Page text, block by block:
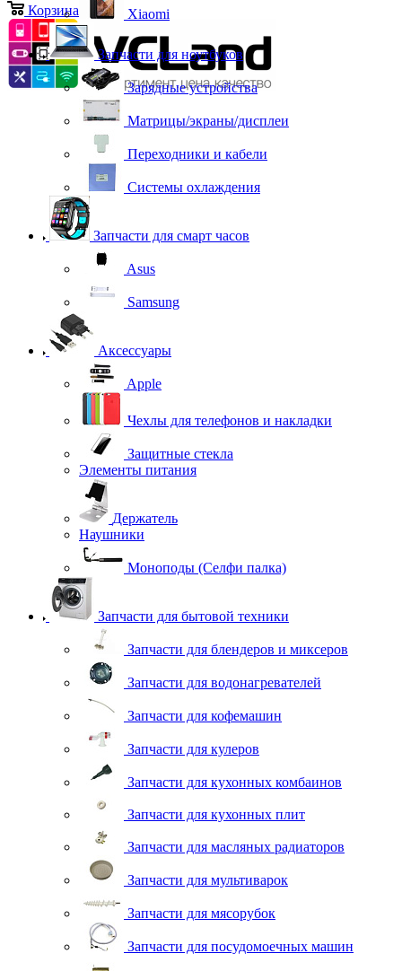
Корзина Xiaomi
Запчасти для ноутбуков
Зарядные устройства
Матрицы/экраны/дисплеи
Переходники и кабели
Системы охлаждения
Запчасти для смарт часов
Asus
Samsung
Аксессуары
Apple
Чехлы для телефонов и накладки
Защитные стекла
Элементы питания
Держатель
Наушники
Моноподы (Селфи палка)
Запчасти для бытовой техники
Запчасти для блендеров и миксеров
Запчасти для водонагревателей
Запчасти для кофемашин
Запчасти для кулеров
Запчасти для кухонных комбаинов
Запчасти для кухонных плит
Запчасти для масляных радиаторов
Запчасти для мультиварок
Запчасти для мясорубок
Запчасти для посудомоечных машин